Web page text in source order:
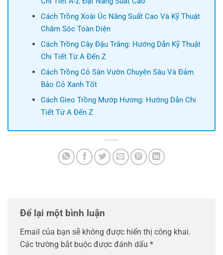
Cách Trồng Xoài Úc Năng Suất Cao Và Kỹ Thuật
Chăm Sóc Toàn Diện
Cách Trồng Cây Đậu Trắng: Hướng Dẫn Kỹ Thuật
Chi Tiết Từ A Đến Z
Cách Trồng Cỏ Sân Vườn Chuyên Sâu Và Đảm
Bảo Cỏ Xanh Tốt
Cách Gieo Trồng Mướp Hương: Hướng Dẫn Chi
Tiết Từ A Đến Z
Để lại một bình luận
Email của bạn sẽ không được hiển thị công khai.
Các trường bắt buộc được đánh dấu *